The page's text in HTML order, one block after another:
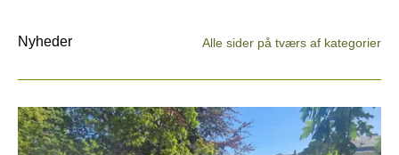
Nyheder Alle sider på tværs af kategorier